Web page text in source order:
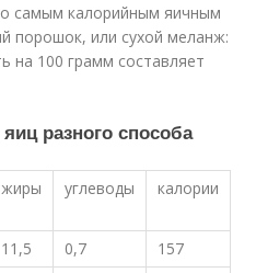
самым калорийным яичным
порошок, или сухой меланж:
на 100 грамм составляет
разного способа
жиры углеводы калории
11,5 0,7
157